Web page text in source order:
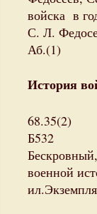
войска в
С. Л.
Аб.(1)
История
68.35(2)
Б532
военной